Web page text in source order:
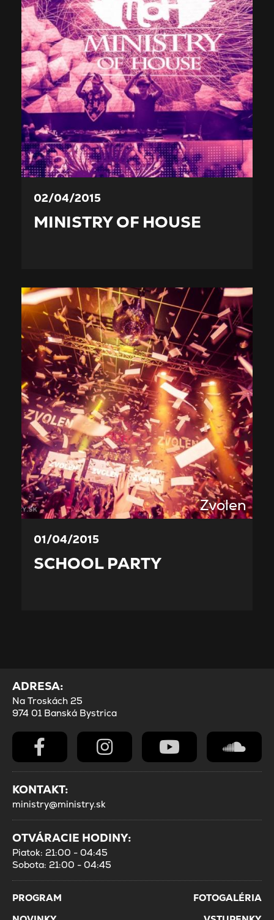
02/04/2015
MINISTRY OF HOUSE
Zvolen
01/04/2015
SCHOOL PARTY
ADRESA:
Na Troskách 25
974 01 Banská Bystrica
KONTAKT:
ministry@ministry.sk
OTVÁRACIE HODINY:
Piatok: 21:00 - 04:45
Sobota: 21:00 - 04:45
PROGRAM
FOTOGALÉRIA